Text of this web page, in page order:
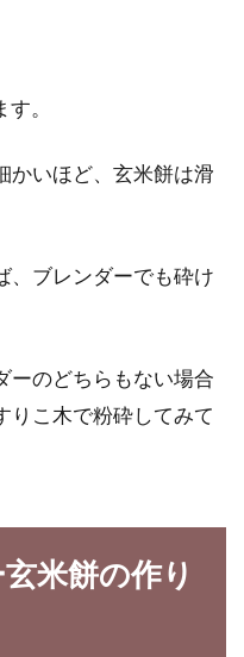
。
かいほど、玄米餅は滑
、ブレンダーでも砕け
ーのどちらもない場合
りこ木で粉砕してみて
米餅の作り